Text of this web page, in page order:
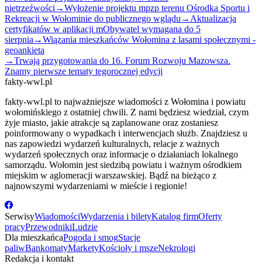
nietrzeźwości →Wyłożenie projektu mpzp terenu Ośrodka Sportu i
Rekreacji w Wołominie do publicznego wglądu → Aktualizacja
certyfikatów w aplikacji mObywatel wymagana do 5
sierpnia →Wiązania mieszkańców Wołomina z lasami społecznymi -
geoankieta
→Trwają przygotowania do 16. Forum Rozwoju Mazowsza.
Znamy pierwsze tematy tegorocznej edycji
fakty-wwl.pl
fakty-wwl.pl to najważniejsze wiadomości z Wołomina i powiatu
wołomińskiego z ostatniej chwili. Z nami będziesz wiedział, czym
żyje miasto, jakie atrakcje są zaplanowane oraz zostaniesz
poinformowany o wypadkach i interwencjach służb. Znajdziesz u
nas zapowiedzi wydarzeń kulturalnych, relacje z ważnych
wydarzeń społecznych oraz informacje o działaniach lokalnego
samorządu. Wołomin jest siedzibą powiatu i ważnym ośrodkiem
miejskim w aglomeracji warszawskiej. Bądź na bieżąco z
najnowszymi wydarzeniami w mieście i regionie!
SerwisyWiadomościWydarzenia i biletyKatalog firmOferty
pracyPrzewodnikiLudzie
Dla mieszkańcaPogoda i smogStacje
paliwBankomatyMarketyKościoły i mszeNekrologi
Redakcja i kontakt